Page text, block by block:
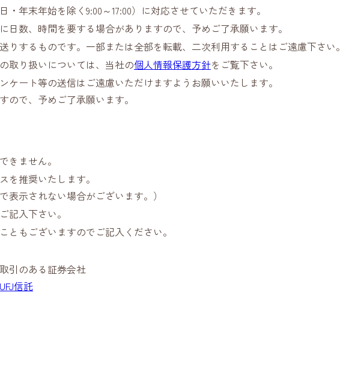
年末年始を除く9:00～17:00）に対応させていただきます。
数、時間を要する場合がありますので、予めご了承願います。
するものです。一部または全部を転載、二次利用することはご遠慮下さい。
取り扱いについては、当社の個人情報保護方針をご覧下さい。
ート等の送信はご遠慮いただけますようお願いいたします。
ので、予めご了承願います。
きません。
を推奨いたします。
表示されない場合がございます。）
入下さい。
もございますのでご記入ください。
引のある証券会社
信託